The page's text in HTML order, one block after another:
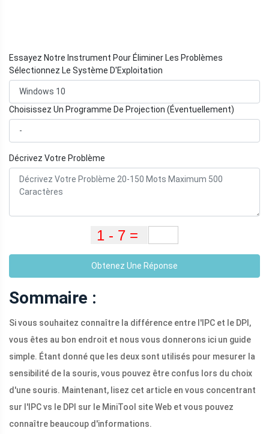
Essayez Notre Instrument Pour Éliminer Les Problèmes
Sélectionnez Le Système D'Exploitation
Choisissez Un Programme De Projection (Éventuellement)
Décrivez Votre Problème
Obtenez Une Réponse
Sommaire :
Si vous souhaitez connaître la différence entre l'IPC et le DPI,
vous êtes au bon endroit et nous vous donnerons ici un guide
simple. Étant donné que les deux sont utilisés pour mesurer la
sensibilité de la souris, vous pouvez être confus lors du choix
d'une souris. Maintenant, lisez cet article en vous concentrant
sur l'IPC vs le DPI sur le MiniTool site Web et vous pouvez
connaître beaucoup d'informations.